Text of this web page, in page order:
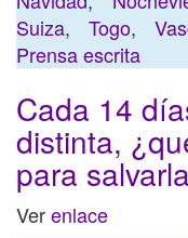
Suiza, Togo,
Prensa escrita
Cada 14
distinta,
para
Verenlace